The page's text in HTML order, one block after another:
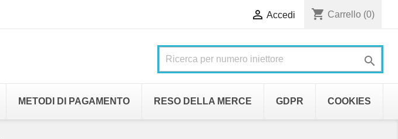
 Accedi shopping_cart Carrello (0)

METODI DI PAGAMENTO RESO DELLA MERCE GDPR COOKIES